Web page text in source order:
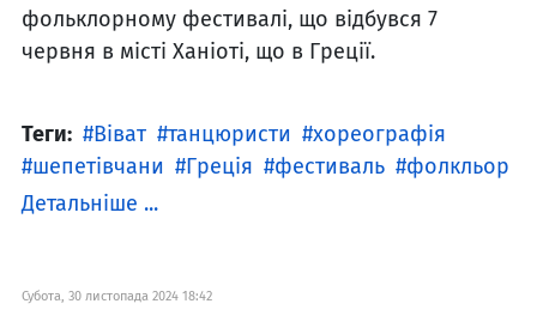
фольклорному фестивалі, що відбувся 7
червня в місті Ханіоті, що в Греції.
Теги: Віват танцюристи
хореографія
шепетівчани
Греція фестиваль
фолкльор
Детальніше ...
Субота, 30 листопада 2024 18:42